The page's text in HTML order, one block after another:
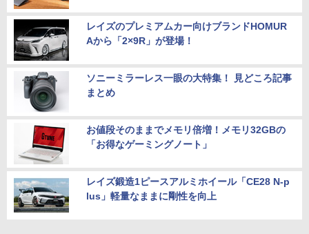
レイズのプレミアムカー向けブランドHOMUR
Aから「2×9R」が登場！
ソニーミラーレス一眼の大特集！ 見どころ記事
まとめ
お値段そのままでメモリ倍増！メモリ32GBの
「お得なゲーミングノート」
レイズ鍛造1ピースアルミホイール「CE28 N-p
lus」軽量なままに剛性を向上